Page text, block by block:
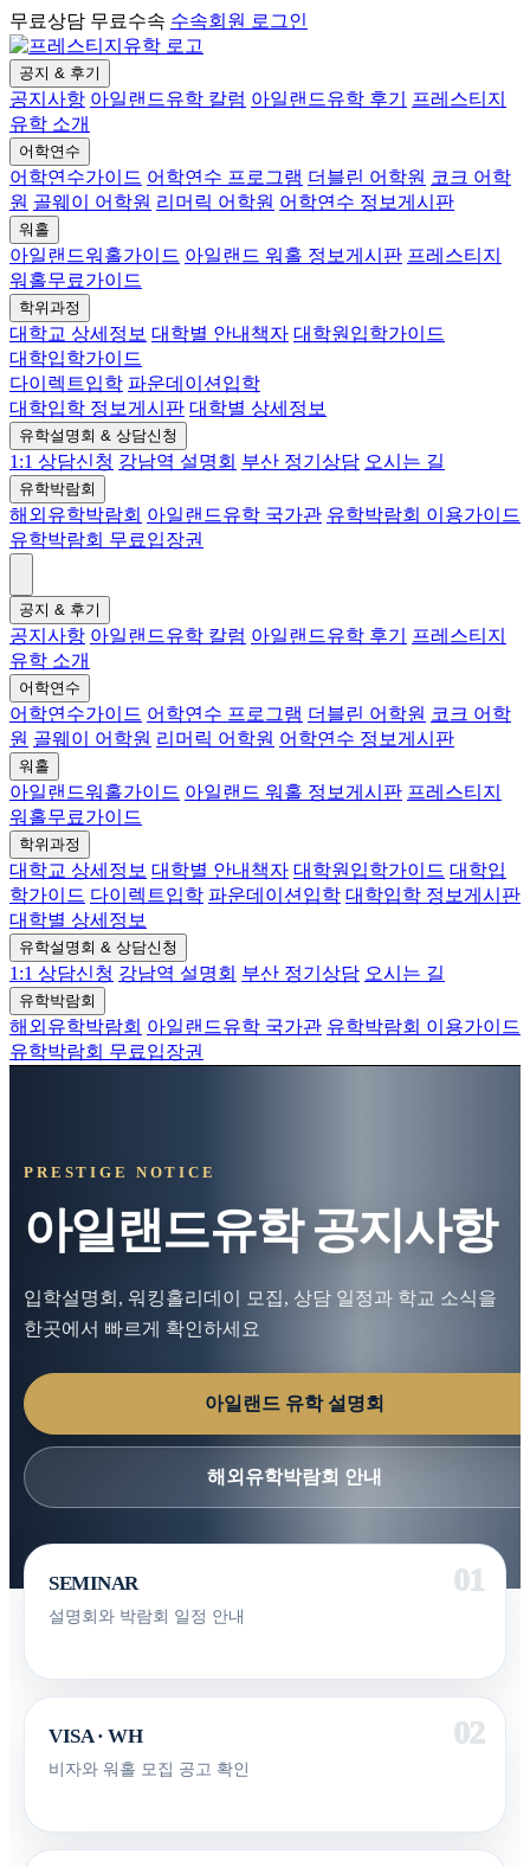
무료상담 무료수속 수속회원 로그인
공지 & 후기
공지사항 아일랜드유학 칼럼 아일랜드유학 후기
프레스티지
유학 소개
어학연수
어학연수가이드 어학연수 프로그램 더블린 어학원 코크 어학
원 골웨이 어학원 리머릭 어학원 어학연수 정보게시판
워홀
아일랜드워홀가이드 아일랜드 워홀 정보게시판 프레스티지
워홀무료가이드
학위과정
대학교 상세정보 대학별 안내책자 대학원입학가이드
대학입학가이드
다이렉트입학 파운데이션입학
대학입학 정보게시판 대학별 상세정보
유학설명회 & 상담신청
1:1 상담신청 강남역 설명회 부산 정기상담 오시는 길
유학박람회
해외유학박람회 아일랜드유학 국가관 유학박람회 이용가이드
유학박람회 무료입장권
공지 & 후기
공지사항 아일랜드유학 칼럼 아일랜드유학 후기
프레스티지
유학 소개
어학연수
어학연수가이드 어학연수 프로그램 더블린 어학원 코크 어학
원 골웨이 어학원 리머릭 어학원 어학연수 정보게시판
워홀
아일랜드워홀가이드 아일랜드 워홀 정보게시판 프레스티지
워홀무료가이드
학위과정
대학교 상세정보 대학별 안내책자 대학원입학가이드 대학입
학가이드 다이렉트입학 파운데이션입학 대학입학 정보게시판
대학별 상세정보
유학설명회 & 상담신청
1:1 상담신청 강남역 설명회 부산 정기상담 오시는 길
유학박람회
해외유학박람회 아일랜드유학 국가관 유학박람회 이용가이드
유학박람회 무료입장권
PRESTIGE NOTICE
아일랜드유학 공지사항
입학설명회, 워킹홀리데이 모집, 상담 일정과 학교 소식을
한곳에서 빠르게 확인하세요
아일랜드 유학 설명회
해외유학박람회 안내
SEMINAR
설명회와 박람회 일정 안내
VISA · WH
비자와 워홀 모집 공고 확인